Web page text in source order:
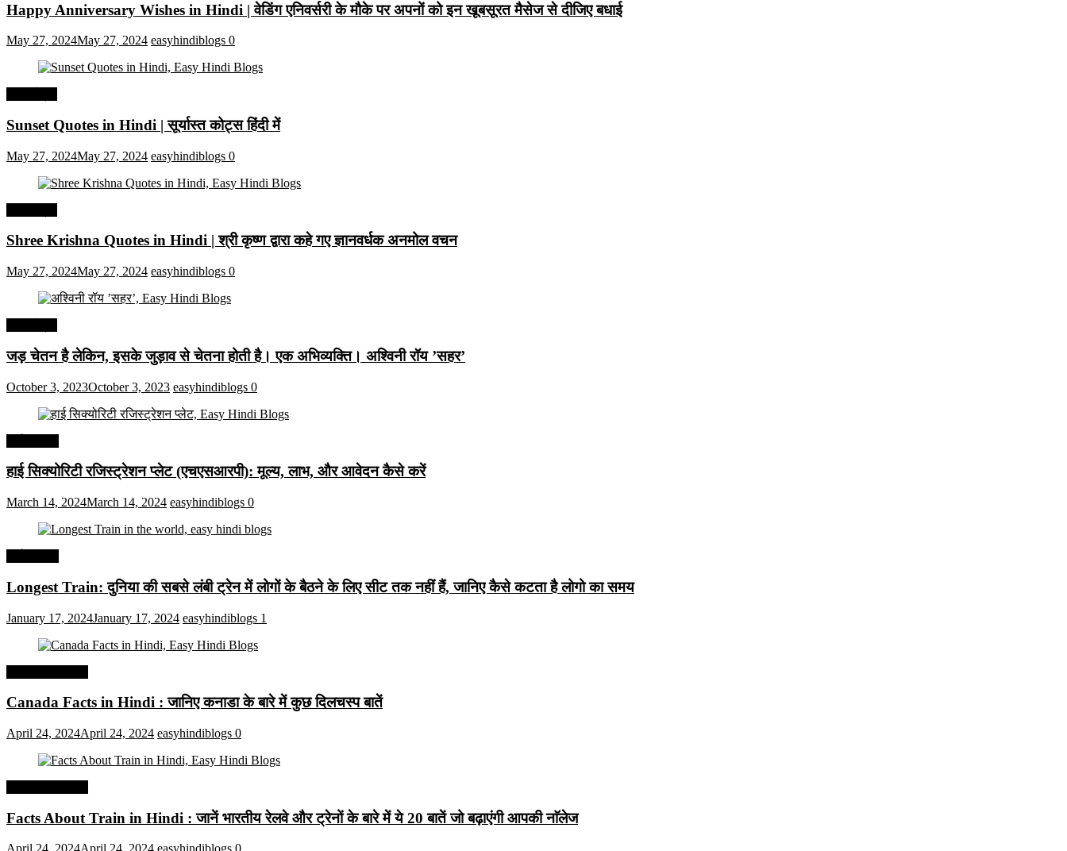
Happy Anniversary Wishes in Hindi | वेडिंग एनिवर्सरी के मौके पर अपनों को इन खूबसूरत मैसेज से दीजिए बधाई
May 27, 2024May 27, 2024 easyhindiblogs 0
Sunset Quotes in Hindi | सूर्यास्त कोट्स हिंदी में
May 27, 2024May 27, 2024 easyhindiblogs 0
Shree Krishna Quotes in Hindi | श्री कृष्ण द्वारा कहे गए ज्ञानवर्धक अनमोल वचन
May 27, 2024May 27, 2024 easyhindiblogs 0
जड़ चेतन है लेकिन, इसके जुड़ाव से चेतना होती है। एक अभिव्यक्ति। अश्विनी रॉय ’सहर’
October 3, 2023October 3, 2023 easyhindiblogs 0
हाई सिक्योरिटी रजिस्ट्रेशन प्लेट (एचएसआरपी): मूल्य, लाभ, और आवेदन कैसे करें
March 14, 2024March 14, 2024 easyhindiblogs 0
Longest Train: दुनिया की सबसे लंबी ट्रेन में लोगों के बैठने के लिए सीट तक ​​नहीं हैं, जानिए कैसे कटता है लोगो का समय
January 17, 2024January 17, 2024 easyhindiblogs 1
Canada Facts in Hindi : जानिए कनाडा के बारे में कुछ दिलचस्प बातें
April 24, 2024April 24, 2024 easyhindiblogs 0
Facts About Train in Hindi : जानें भारतीय रेलवे और ट्रेनों के बारे में ये 20 बातें जो बढ़ाएंगी आपकी नाॅलेज